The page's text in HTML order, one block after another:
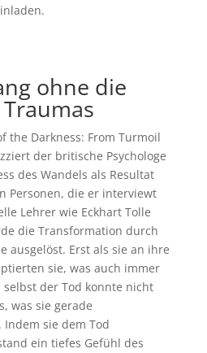
ohne die
the Darkness: From Turmoil
der britische Psychologe
des Wandels als Resultat
Personen, die er interviewt
Lehrer wie Eckhart Tolle
die Transformation durch
ausgelöst. Erst als sie an ihre
sie, was auch immer
der Tod konnte nicht
was sie gerade
sie dem Tod
ein tiefes Gefühl des